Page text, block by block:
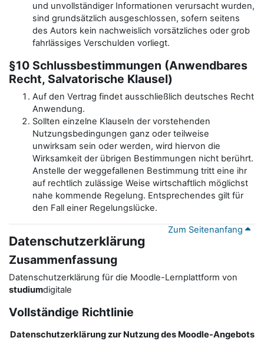
und unvollständiger Informationen verursacht wurden,
sind grundsätzlich ausgeschlossen, sofern seitens
des Autors kein nachweislich vorsätzliches oder grob
fahrlässiges Verschulden vorliegt.
§10 Schlussbestimmungen (Anwendbares
Recht, Salvatorische Klausel)
Auf den Vertrag findet ausschließlich deutsches Recht
Anwendung.
Sollten einzelne Klauseln der vorstehenden
Nutzungsbedingungen ganz oder teilweise
unwirksam sein oder werden, wird hiervon die
Wirksamkeit der übrigen Bestimmungen nicht berührt.
Anstelle der weggefallenen Bestimmung tritt eine ihr
auf rechtlich zulässige Weise wirtschaftlich möglichst
nahe kommende Regelung. Entsprechendes gilt für
den Fall einer Regelungslücke.
Zum Seitenanfang
Datenschutzerklärung
Zusammenfassung
Datenschutzerklärung für die Moodle-Lernplattform von
studiumdigitale
Vollständige Richtlinie
Datenschutzerklärung zur Nutzung des Moodle-Angebots